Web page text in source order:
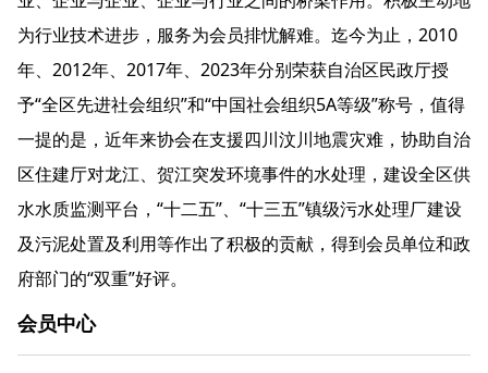
会员中心
为行业技术进步，服务为会员排忧解难。迄今为止，2010
年、2012年、2017年、2023年分别荣获自治区民政厅授
予“全区先进社会组织”和“中国社会组织5A等级”称号，值得
一提的是，近年来协会在支援四川汶川地震灾难，协助自治
区住建厅对龙江、贺江突发环境事件的水处理，建设全区供
水水质监测平台，“十二五”、“十三五”镇级污水处理厂建设
及污泥处置及利用等作出了积极的贡献，得到会员单位和政
府部门的“双重”好评。